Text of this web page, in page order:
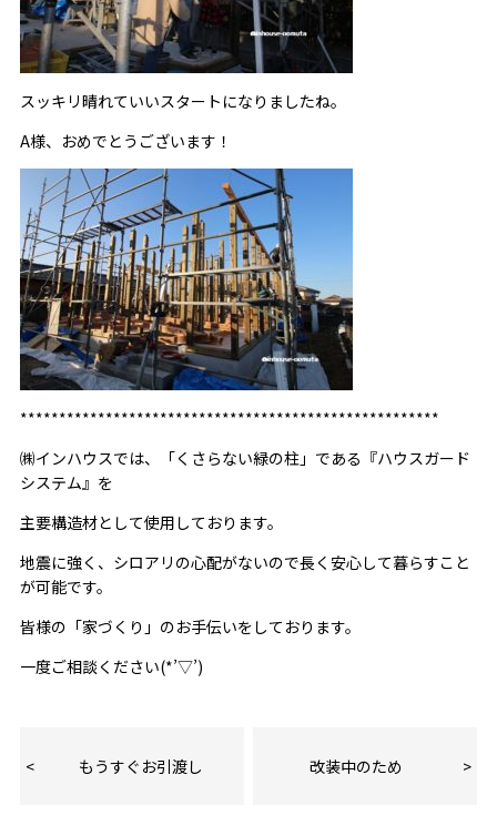
スッキリ晴れていいスタートになりましたね。
A様、おめでとうございます！
******************************************************
㈱インハウスでは、「くさらない緑の柱」である『ハウスガード
システム』を
主要構造材として使用しております。
地震に強く、シロアリの心配がないので長く安心して暮らすこと
が可能です。
皆様の「家づくり」のお手伝いをしております。
一度ご相談ください(*’▽’)
もうすぐお引渡し 改装中のため